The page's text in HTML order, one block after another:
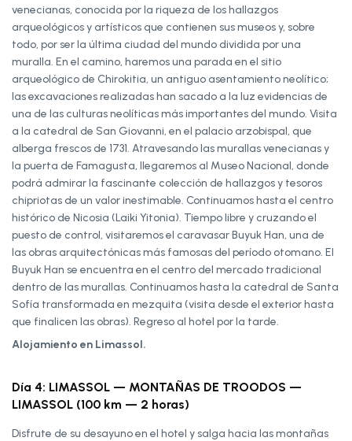
venecianas, conocida por la riqueza de los hallazgos
arqueológicos y artísticos que contienen sus museos y, sobre
todo, por ser la última ciudad del mundo dividida por una
muralla. En el camino, haremos una parada en el sitio
arqueológico de Chirokitia, un antiguo asentamiento neolítico;
las excavaciones realizadas han sacado a la luz evidencias de
una de las culturas neolíticas más importantes del mundo. Visita
a la catedral de San Giovanni, en el palacio arzobispal, que
alberga frescos de 1731. Atravesando las murallas venecianas y
la puerta de Famagusta, llegaremos al Museo Nacional, donde
podrá admirar la fascinante colección de hallazgos y tesoros
chipriotas de un valor inestimable. Continuamos hasta el centro
histórico de Nicosia (Laiki Yitonia). Tiempo libre y cruzando el
puesto de control, visitaremos el caravasar Buyuk Han, una de
las obras arquitectónicas más famosas del período otomano. El
Buyuk Han se encuentra en el centro del mercado tradicional
dentro de las murallas. Continuamos hasta la catedral de Santa
Sofía transformada en mezquita (visita desde el exterior hasta
que finalicen las obras). Regreso al hotel por la tarde.
Alojamiento en Limassol.
Día 4: LIMASSOL — MONTAÑAS DE TROODOS —
LIMASSOL (100 km — 2 horas)
Disfrute de su desayuno en el hotel y salga hacia las montañas